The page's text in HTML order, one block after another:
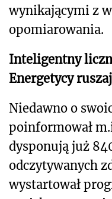
wynikającymi z
opomiarowania.
Inteligentny
Energetycy
Niedawno o
poinformował
dysponują już
odczytywanych
wystartował